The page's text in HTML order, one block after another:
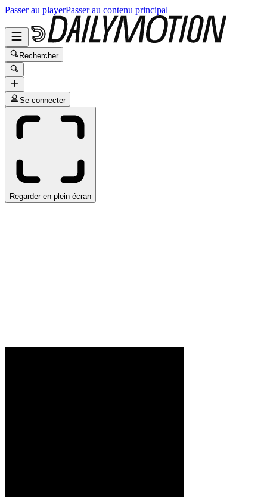
Passer au playerPasser au contenu principal
Rechercher
Se connecter
Regarder en plein écran